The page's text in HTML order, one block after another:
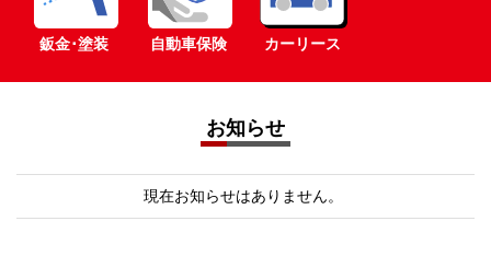
鈑金･塗装 自動車保険 カーリース
お知らせ
現在お知らせはありません。